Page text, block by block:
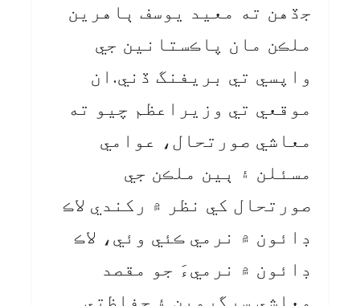
جڏهن ته معيد يوسف ٻاهرين
ملڪن مان پاڪستانين جي
واپسي تي بريفنگ ڏني.ان
موقعي تي وزيراعظم چيو ته
معاشي صورتحال، عوامي
مسئلن ۽ ٻين ملڪن جي
صورتحال کي نظر ۾ رکندي لاڪ
ڊائون ۾ نرمي ڪئي وئي، لاڪ
ڊائون ۾ نرميءَ جو مقصد
معاشي سرگرمين ۽ حفاظتي